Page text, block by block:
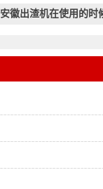
安徽出渣机在使用的时